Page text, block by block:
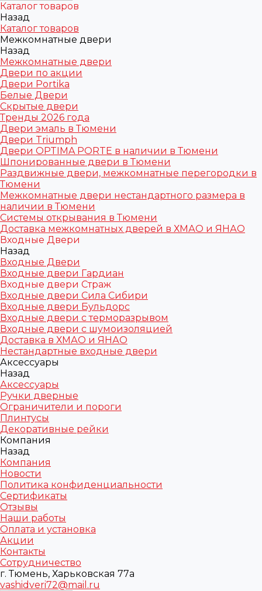
Каталог товаров
Назад
Каталог товаров
Межкомнатные двери
Назад
Межкомнатные двери
Двери по акции
Двери Portika
Белые Двери
Скрытые двери
Тренды 2026 года
Двери эмаль в Тюмени
Двери Triumph
Двери OPTIMA PORTE в наличии в Тюмени
Шпонированные двери в Тюмени
Раздвижные двери, межкомнатные перегородки в
Тюмени
Межкомнатные двери нестандартного размера в
наличии в Тюмени
Системы открывания в Тюмени
Доставка межкомнатных дверей в ХМАО и ЯНАО
Входные Двери
Назад
Входные Двери
Входные двери Гардиан
Входные двери Страж
Входные двери Сила Сибири
Входные двери Бульдорс
Входные двери с терморазрывом
Входные двери с шумоизоляцией
Доставка в ХМАО и ЯНАО
Нестандартные входные двери
Аксессуары
Назад
Аксессуары
Ручки дверные
Ограничители и пороги
Плинтусы
Декоративные рейки
Компания
Назад
Компания
Новости
Политика конфиденциальности
Сертификаты
Отзывы
Наши работы
Оплата и установка
Акции
Контакты
Сотрудничество
г. Тюмень, Харьковская 77а
vashidveri72@mail.ru